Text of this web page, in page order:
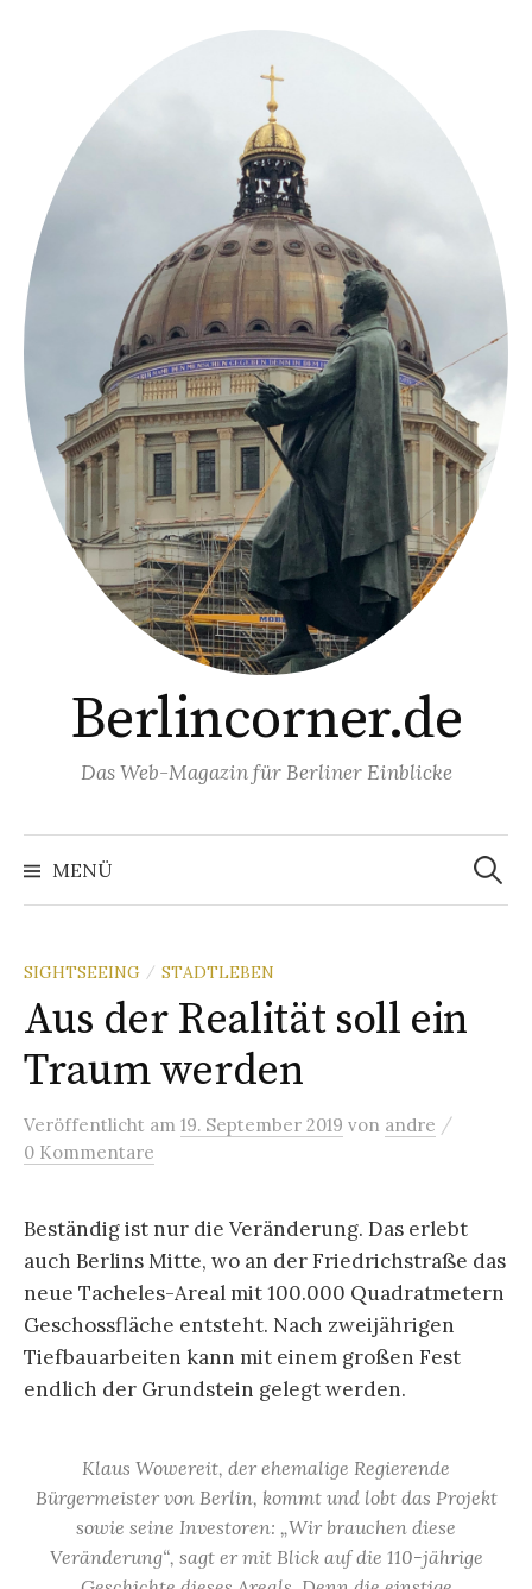
Berlincorner.de
Das Web-Magazin für Berliner Einblicke
MENÜ
Suchen
nach:
SIGHTSEEING / STADTLEBEN
Aus der Realität soll ein
Traum werden
Veröffentlicht am 19. September 2019 von andre /
0 Kommentare
Beständig ist nur die Veränderung. Das erlebt
auch Berlins Mitte, wo an der Friedrichstraße das
neue Tacheles-Areal mit 100.000 Quadratmetern
Geschossfläche entsteht. Nach zweijährigen
Tiefbauarbeiten kann mit einem großen Fest
endlich der Grundstein gelegt werden.
Klaus Wowereit, der ehemalige Regierende
Bürgermeister von Berlin, kommt und lobt das Projekt
sowie seine Investoren: „Wir brauchen diese
Veränderung“, sagt er mit Blick auf die 110-jährige